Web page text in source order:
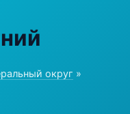
округ »